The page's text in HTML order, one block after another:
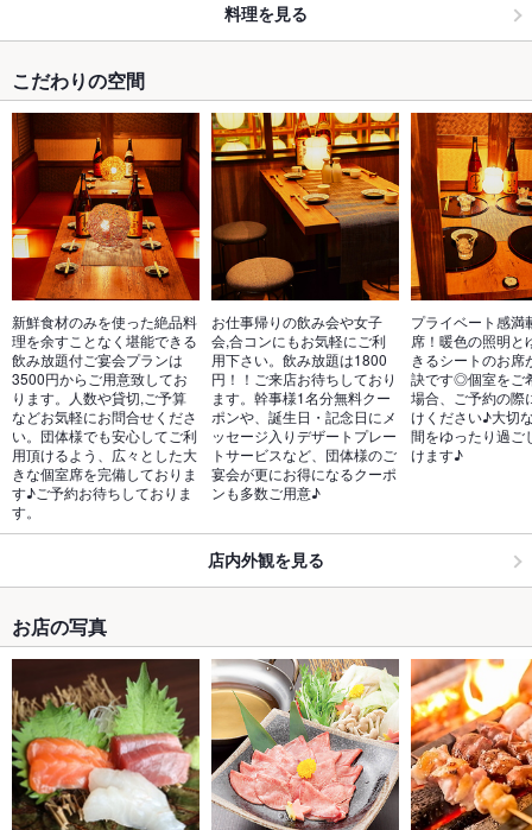
料理を見る
こだわりの空間
新鮮食材のみを使った絶品料
理を余すことなく堪能できる
飲み放題付ご宴会プランは
3500円からご用意致してお
ります。人数や貸切,ご予算
などお気軽にお問合せくださ
い。団体様でも安心してご利
用頂けるよう、広々とした大
きな個室席を完備しておりま
す♪ご予約お待ちしておりま
す。
お仕事帰りの飲み会や女子
会,合コンにもお気軽にご利
用下さい。飲み放題は1800
円！！ご来店お待ちしており
ます。幹事様1名分無料クー
ポンや、誕生日・記念日にメ
ッセージ入りデザートプレー
トサービスなど、団体様のご
宴会が更にお得になるクーポ
ンも多数ご用意♪
プライベート感満
席！暖色の照明と
きるシートのお席
訣です◎個室をご
場合、ご予約の際
けください♪大切
間をゆったり過ご
けます♪
店内外観を見る
お店の写真